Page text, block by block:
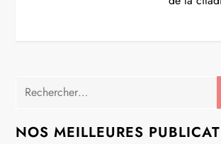
t
Rechercher :
NOS MEILLEURES